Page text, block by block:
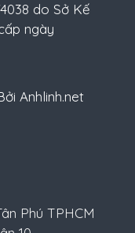
do Sở Kế
ngày
Anhlinh.net
Phú TPHCM